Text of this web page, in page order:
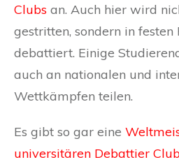
Clubs an. Auch hier wird
gestritten, sondern in
debattiert. Einige
auch an nationalen und
Wettkämpfen teilen.
Es gibt so gar eine
universitären Debattier